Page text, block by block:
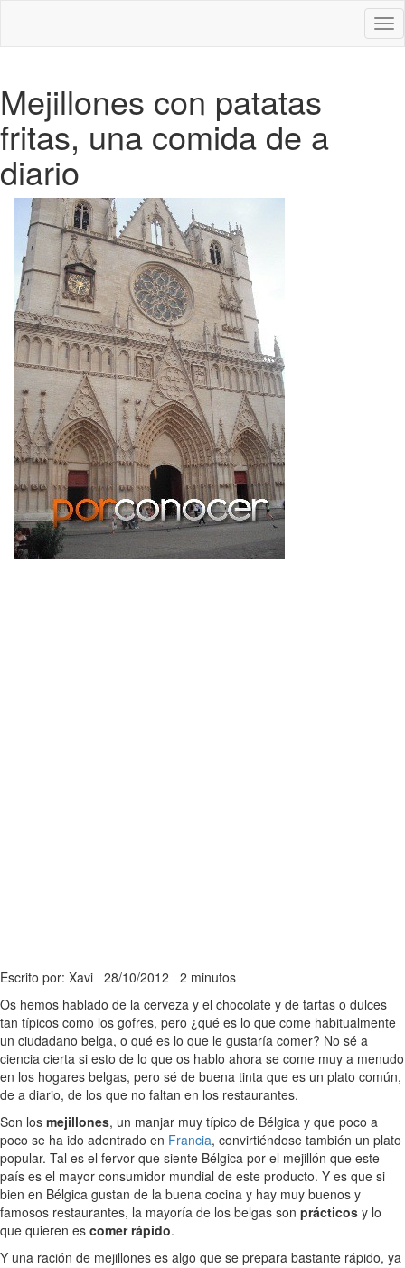
Mejillones con patatas
fritas, una comida de a
diario
Escrito por: Xavi 28/10/2012 2 minutos
Os hemos hablado de la cerveza y el chocolate y de tartas o dulces
tan típicos como los gofres, pero ¿qué es lo que come habitualmente
un ciudadano belga, o qué es lo que le gustaría comer? No sé a
ciencia cierta si esto de lo que os hablo ahora se come muy a menudo
en los hogares belgas, pero sé de buena tinta que es un plato común,
de a diario, de los que no faltan en los restaurantes.
Son los mejillones, un manjar muy típico de Bélgica y que poco a
poco se ha ido adentrado en Francia, convirtiéndose también un plato
popular. Tal es el fervor que siente Bélgica por el mejillón que este
país es el mayor consumidor mundial de este producto. Y es que si
bien en Bélgica gustan de la buena cocina y hay muy buenos y
famosos restaurantes, la mayoría de los belgas son prácticos y lo
que quieren es comer rápido.
Y una ración de mejillones es algo que se prepara bastante rápido, ya